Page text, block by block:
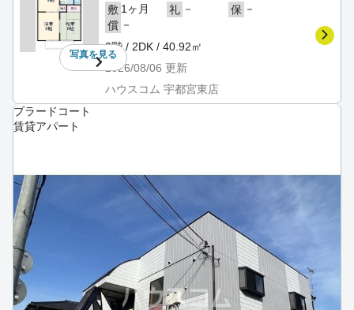
写真を見る
敷 1ヶ月 礼 － 保 －
償 －
2階 / 2DK / 40.92㎡
2026/08/06 更新
ハウスコム 宇都宮東店
プラードコート
賃貸アパート